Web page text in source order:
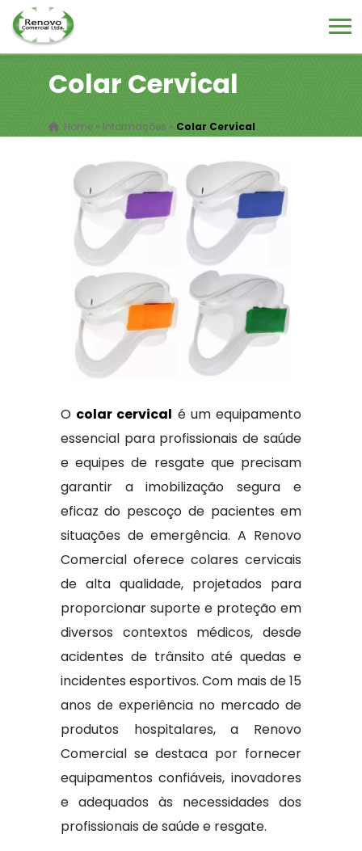
Colar Cervical
Home» Informações » Colar Cervical
O colar cervical é um equipamento
essencial para profissionais de saúde
e equipes de resgate que precisam
garantir a imobilização segura e
eficaz do pescoço de pacientes em
situações de emergência. A Renovo
Comercial oferece colares cervicais
de alta qualidade, projetados para
proporcionar suporte e proteção em
diversos contextos médicos, desde
acidentes de trânsito até quedas e
incidentes esportivos. Com mais de 15
anos de experiência no mercado de
produtos hospitalares, a Renovo
Comercial se destaca por fornecer
equipamentos confiáveis, inovadores
e adequados às necessidades dos
profissionais de saúde e resgate.